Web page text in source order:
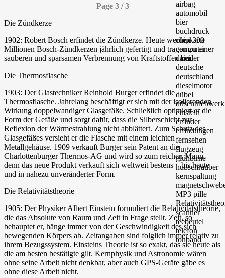
Page 3 / 3
Die Zündkerze
1902: Robert Bosch erfindet die Zündkerze. Heute werden 300
Millionen Bosch-Zündkerzen jährlich gefertigt und tragen zu einer
sauberen und sparsamen Verbrennung von Kraftstoffen bei.
Die Thermosflasche
1903: Der Glastechniker Reinhold Burger erfindet die
Thermosflasche. Jahrelang beschäftigt er sich mit der isolierenden
Wirkung doppelwandiger Glasgefäße. Schließlich optimiert er die
Form der Gefäße und sorgt dafür, dass die Silberschicht zur
Reflexion der Wärmestrahlung nicht abblättert. Zum Schutz des
Glasgefäßes versieht er die Flasche mit einem leichten
Metallgehäuse. 1909 verkauft Burger sein Patent an die
Charlottenburger Thermos-AG und wird so zum reichen Mann,
denn das neue Produkt verkauft sich weltweit bestens – bis heute
und in nahezu unveränderter Form.
Die Relativitätstheorie
1905: Der Physiker Albert Einstein formuliert die Relativitätstheorie,
die das Absolute von Raum und Zeit in Frage stellt. Zeit, so
behauptet er, hänge immer von der Geschwindigkeit des sich
bewegenden Körpers ab. Zeitangaben sind folglich immer relativ zu
ihrem Bezugssystem. Einsteins Theorie ist so exakt, das sie heute als
die am besten bestätigte gilt. Kernphysik und Astronomie wären
ohne seine Arbeit nicht denkbar, aber auch GPS-Geräte gäbe es
ohne diese Arbeit nicht.